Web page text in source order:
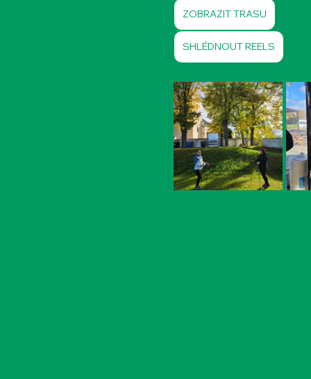
ZOBRAZIT TRASU
SHLÉDNOUT REELS